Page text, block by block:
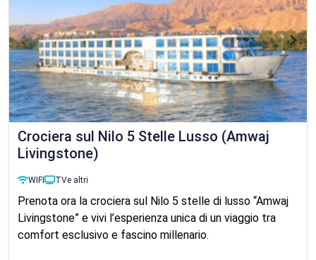
Crociera sul Nilo 5 Stelle Lusso (Amwaj
Livingstone)
WIFI TVe altri
Prenota ora la crociera sul Nilo 5 stelle di lusso “Amwaj
Livingstone” e vivi l’esperienza unica di un viaggio tra
comfort esclusivo e fascino millenario.